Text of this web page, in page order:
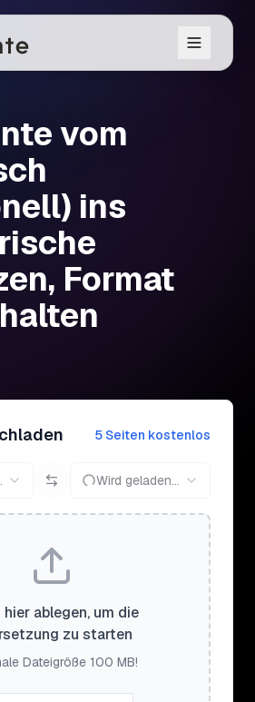
vom
ins
Format
5 Seiten kostenlos
Wird geladen...
hier ablegen, um die
zu starten
Dateigröße 100 MB!